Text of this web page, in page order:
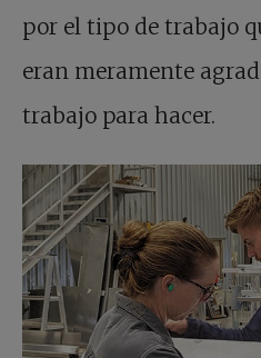
por el tipo de trabajo
eran meramente
trabajo para hacer.